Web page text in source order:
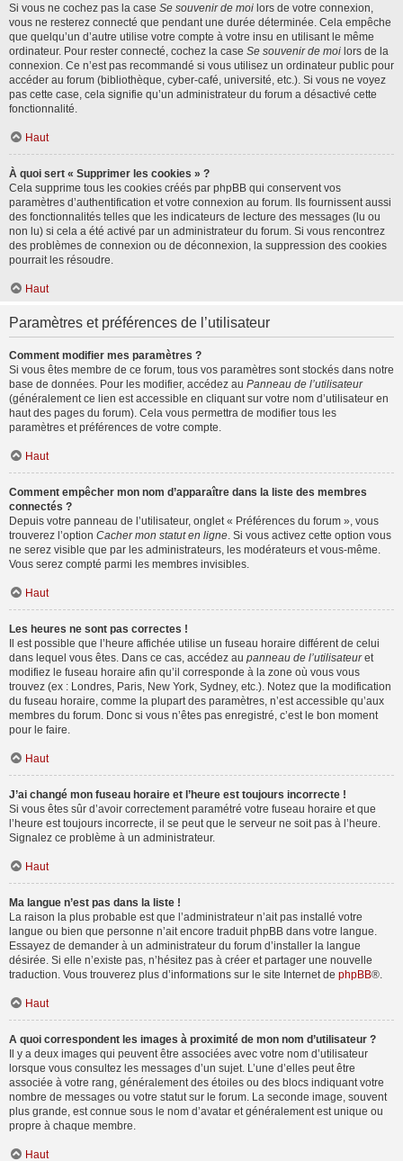
Si vous ne cochez pas la case Se souvenir de moi lors de votre connexion,
vous ne resterez connecté que pendant une durée déterminée. Cela empêche
que quelqu’un d’autre utilise votre compte à votre insu en utilisant le même
ordinateur. Pour rester connecté, cochez la case Se souvenir de moi lors de la
connexion. Ce n’est pas recommandé si vous utilisez un ordinateur public pour
accéder au forum (bibliothèque, cyber-café, université, etc.). Si vous ne voyez
pas cette case, cela signifie qu’un administrateur du forum a désactivé cette
fonctionnalité.
Haut
À quoi sert « Supprimer les cookies » ?
Cela supprime tous les cookies créés par phpBB qui conservent vos
paramètres d’authentification et votre connexion au forum. Ils fournissent aussi
des fonctionnalités telles que les indicateurs de lecture des messages (lu ou
non lu) si cela a été activé par un administrateur du forum. Si vous rencontrez
des problèmes de connexion ou de déconnexion, la suppression des cookies
pourrait les résoudre.
Haut
Paramètres et préférences de l’utilisateur
Comment modifier mes paramètres ?
Si vous êtes membre de ce forum, tous vos paramètres sont stockés dans notre
base de données. Pour les modifier, accédez au Panneau de l’utilisateur
(généralement ce lien est accessible en cliquant sur votre nom d’utilisateur en
haut des pages du forum). Cela vous permettra de modifier tous les
paramètres et préférences de votre compte.
Haut
Comment empêcher mon nom d’apparaître dans la liste des membres
connectés ?
Depuis votre panneau de l’utilisateur, onglet « Préférences du forum », vous
trouverez l’option Cacher mon statut en ligne. Si vous activez cette option vous
ne serez visible que par les administrateurs, les modérateurs et vous-même.
Vous serez compté parmi les membres invisibles.
Haut
Les heures ne sont pas correctes !
Il est possible que l’heure affichée utilise un fuseau horaire différent de celui
dans lequel vous êtes. Dans ce cas, accédez au panneau de l’utilisateuret
modifiez le fuseau horaire afin qu’il corresponde à la zone où vous vous
trouvez (ex : Londres, Paris, New York, Sydney, etc.). Notez que la modification
du fuseau horaire, comme la plupart des paramètres, n’est accessible qu’aux
membres du forum. Donc si vous n’êtes pas enregistré, c’est le bon moment
pour le faire.
Haut
J’ai changé mon fuseau horaire et l’heure est toujours incorrecte !
Si vous êtes sûr d’avoir correctement paramétré votre fuseau horaire et que
l’heure est toujours incorrecte, il se peut que le serveur ne soit pas à l’heure.
Signalez ce problème à un administrateur.
Haut
Ma langue n’est pas dans la liste !
La raison la plus probable est que l’administrateur n’ait pas installé votre
langue ou bien que personne n’ait encore traduit phpBB dans votre langue.
Essayez de demander à un administrateur du forum d’installer la langue
désirée. Si elle n’existe pas, n’hésitez pas à créer et partager une nouvelle
traduction. Vous trouverez plus d’informations sur le site Internet de phpBB®.
Haut
A quoi correspondent les images à proximité de mon nom d’utilisateur ?
Il y a deux images qui peuvent être associées avec votre nom d’utilisateur
lorsque vous consultez les messages d’un sujet. L’une d’elles peut être
associée à votre rang, généralement des étoiles ou des blocs indiquant votre
nombre de messages ou votre statut sur le forum. La seconde image, souvent
plus grande, est connue sous le nom d’avatar et généralement est unique ou
propre à chaque membre.
Haut